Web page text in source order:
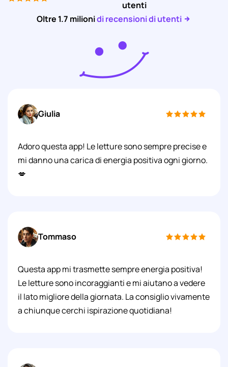
utenti
Oltre 1.7 milionidi recensioni di utenti
Giulia
Adoro questa app! Le letture sono sempre precise e
mi danno una carica di energia positiva ogni giorno.
💋
Tommaso
Questa app mi trasmette sempre energia positiva!
Le letture sono incoraggianti e mi aiutano a vedere
il lato migliore della giornata. La consiglio vivamente
a chiunque cerchi ispirazione quotidiana!